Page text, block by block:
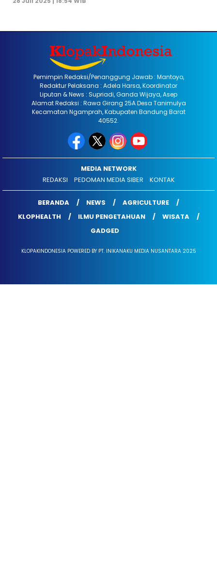
Pemimpin Redaksi/Penanggung Jawab : Mantoyo,
Redaktur Pelaksana : Adela Harsa, Koordinator
Liputan & News : Supriadi, Ganda Wijaya, Asep
Alamat Redaksi : Rawa Girang 25A Desa Tanimulya
Kecamatan Ngamprah, Kabupaten Bandung Barat
40552.
MEDIA NETWORK
REDAKSI
PEDOMAN MEDIA SIBER KONTAK
BERANDA NEWS
AGRICULTURE
KLOPHEALTH
ILMU PENGETAHUAN
WISATA
GADGED
KLOPAKINDONESIA POWERED BY PT. INIKANAKU MEDIA NUSANTARA 2025